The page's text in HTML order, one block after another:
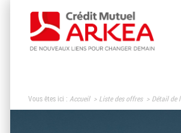
Vous êtes ici : Accueil Liste des offres Détail de